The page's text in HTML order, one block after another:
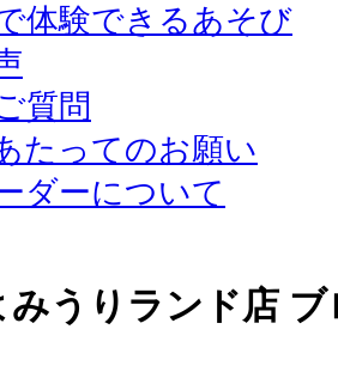
体験できるあそび
質問
たってのお願い
ダーについて
みうりランド店